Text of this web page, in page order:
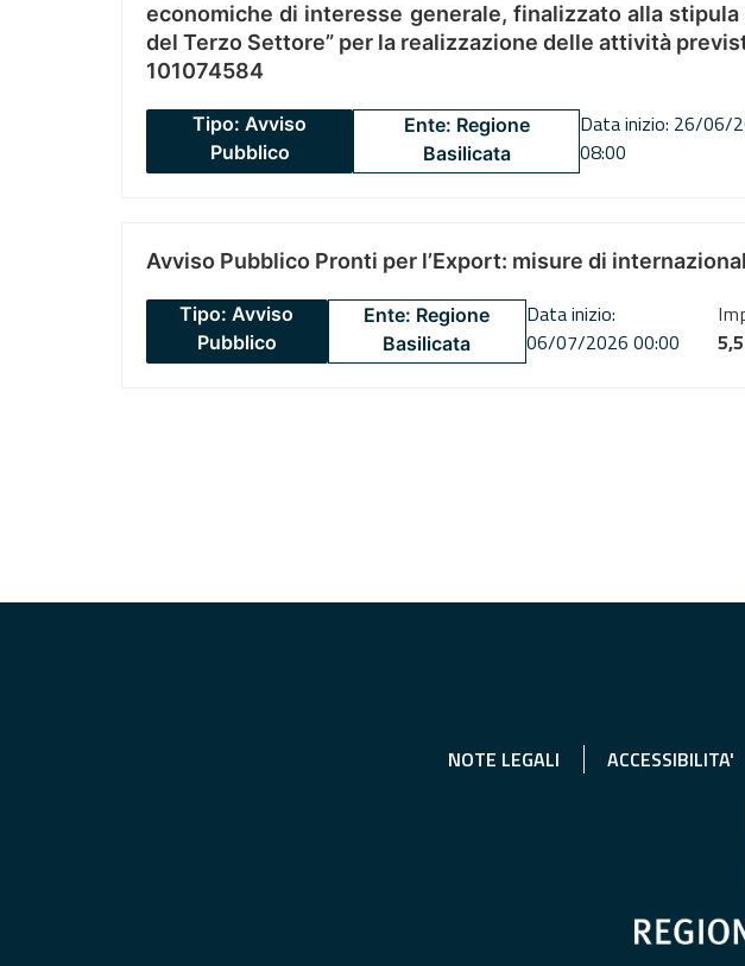
economiche di interesse generale, finalizzato alla stipula
del Terzo Settore” per la realizzazione delle attività
101074584
Tipo: Avviso
Pubblico
Ente: Regione
Basilicata
Data inizio: 26/06/
08:00
Avviso Pubblico Pronti per l’Export: misure di
Tipo: Avviso
Pubblico
Ente: Regione
Basilicata
Data inizio:
06/07/2026 00:00
NOTE LEGALI ACCESSIBILITA'